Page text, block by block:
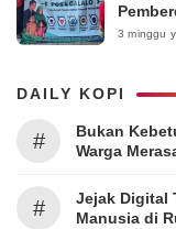
3 minggu
DAILY KOPI
#
Bukan
Warga
#
Jejak Digital
Manusia di